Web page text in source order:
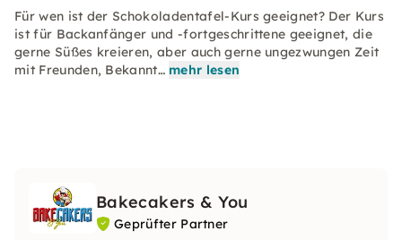
Für wen ist der Schokoladentafel-Kurs geeignet? Der Kurs
ist für Backanfänger und -fortgeschrittene geeignet, die
gerne Süßes kreieren, aber auch gerne ungezwungen Zeit
mit Freunden, Bekannt… mehr lesen
Bakecakers & You
Geprüfter Partner